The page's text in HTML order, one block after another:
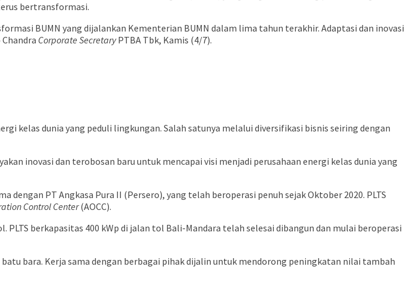
bertransformasi.
BUMN yang dijalankan Kementerian BUMN dalam lima tahun terakhir. Adaptasi dan inovasi
Corporate SecretaryPTBA Tbk, Kamis (4/7).
kelas dunia yang peduli lingkungan. Salah satunya melalui diversifikasi bisnis seiring dengan
inovasi dan terobosan baru untuk mencapai visi menjadi perusahaan energi kelas dunia yang
PT Angkasa Pura II (Persero), yang telah beroperasi penuh sejak Oktober 2020. PLTS
Control Center(AOCC).
berkapasitas 400 kWp di jalan tol Bali-Mandara telah selesai dibangun dan mulai beroperasi
bara. Kerja sama dengan berbagai pihak dijalin untuk mendorong peningkatan nilai tambah